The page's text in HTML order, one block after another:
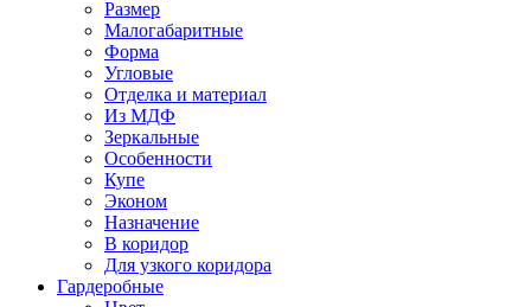
Размер
Малогабаритные
Форма
Угловые
Отделка и материал
Из МДФ
Зеркальные
Особенности
Купе
Эконом
Назначение
В коридор
Для узкого коридора
Гардеробные